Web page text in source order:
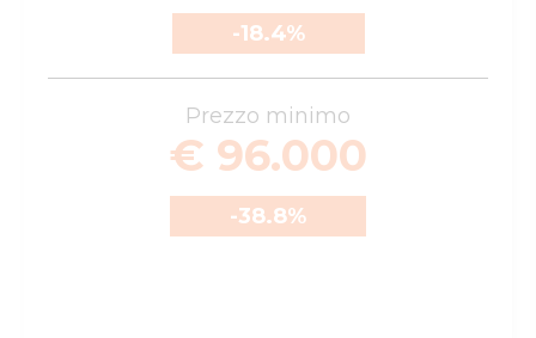
-18.4%
Prezzo minimo
€ 96.000
-38.8%